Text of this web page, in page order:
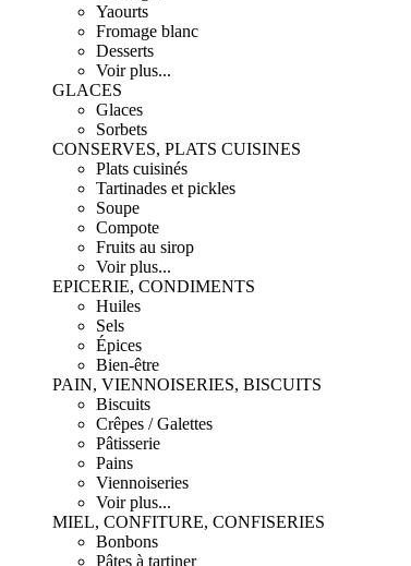
Yaourts
Fromage blanc
Desserts
Voir plus...
GLACES
Glaces
Sorbets
CONSERVES, PLATS CUISINES
Plats cuisinés
Tartinades et pickles
Soupe
Compote
Fruits au sirop
Voir plus...
EPICERIE, CONDIMENTS
Huiles
Sels
Épices
Bien-être
PAIN, VIENNOISERIES, BISCUITS
Biscuits
Crêpes / Galettes
Pâtisserie
Pains
Viennoiseries
Voir plus...
MIEL, CONFITURE, CONFISERIES
Bonbons
Pâtes à tartiner